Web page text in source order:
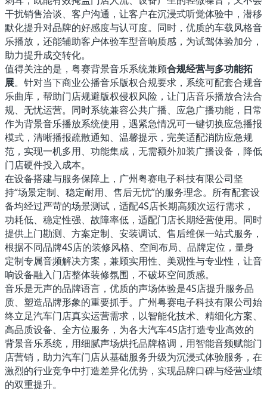
干扰销售洽谈、客户沟通，让客户在沉浸式听觉体验中，潜移
默化提升对品牌的好感度与认可度。同时，优质的车载风格音
乐播放，还能辅助客户体验车型音响质感，为试驾体验加分，
助力提升成交转化。
值得关注的是，粤赛背景音乐系统兼顾合规经营与多功能拓
展。针对当下商业公播音乐版权合规要求，系统可配套合规音
乐曲库，帮助门店规避版权侵权风险，让门店音乐播放合法合
规、无忧运营。同时系统兼容公共广播、应急广播功能，日常
作为背景音乐播放系统使用，遇紧急情况可一键切换应急播报
模式，清晰播报疏散通知、温馨提示，完美适配消防应急规
范，实现一机多用、功能集成，无需额外加装广播设备，降低
门店硬件投入成本。
在设备搭建与服务保障上，广州粤赛电子科技有限公司坚
持“场景定制、稳定耐用、售后无忧”的服务理念。所有配套设
备均经过严苛的场景测试，适配4S店长期高频次运行需求，
功耗低、稳定性强、故障率低，适配门店长期经营使用。同时
提供上门勘测、方案定制、安装调试、售后维保一站式服务，
根据不同品牌4S店的装修风格、空间布局、品牌定位，量身
定制专属音频解决方案，兼顾实用性、美观性与专业性，让音
响设备融入门店整体装修氛围，不破坏空间质感。
音乐是无声的品牌语言，优质的声场体验是4S店提升服务品
质、塑造品牌形象的重要抓手。广州粤赛电子科技有限公司始
终立足汽车门店真实运营需求，以智能化技术、精细化方案、
高品质设备、全方位服务，为各大汽车4S店打造专业高效的
背景音乐系统，用细腻声场烘托品牌格调，用智能音频赋能门
店营销，助力汽车门店从基础服务升级为沉浸式体验服务，在
激烈的行业竞争中打造差异化优势，实现品牌口碑与经营业绩
的双重提升。